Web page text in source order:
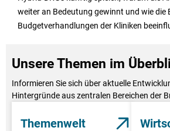
weiter an Bedeutung gewinnt und wie die
Budgetverhandlungen der Kliniken
Unsere Themen im
Informieren Sie sich über aktuelle
Hintergründe aus zentralen Bereichen der
Themenwelt